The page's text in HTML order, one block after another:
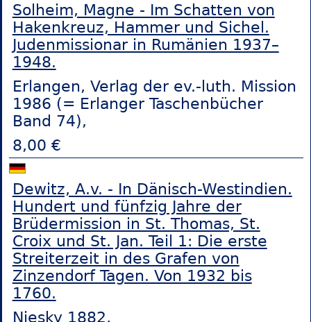
Solheim, Magne - Im Schatten von
Hakenkreuz, Hammer und Sichel.
Judenmissionar in Rumänien 1937–
1948.
Erlangen, Verlag der ev.-luth. Mission
1986 (= Erlanger Taschenbücher
Band 74),
8,00 €
Dewitz, A.v. - In Dänisch-Westindien.
Hundert und fünfzig Jahre der
Brüdermission in St. Thomas, St.
Croix und St. Jan. Teil 1: Die erste
Streiterzeit in des Grafen von
Zinzendorf Tagen. Von 1932 bis
1760.
Niesky 1882,